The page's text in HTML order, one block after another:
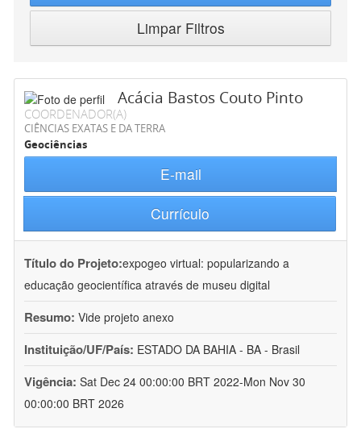
Limpar Filtros
Acácia Bastos Couto Pinto
COORDENADOR(A)
CIÊNCIAS EXATAS E DA TERRA
Geociências
E-mail
Currículo
Título do Projeto:expogeo virtual: popularizando a
educação geocientífica através de museu digital
Resumo: Vide projeto anexo
Instituição/UF/País: ESTADO DA BAHIA - BA - Brasil
Vigência: Sat Dec 24 00:00:00 BRT 2022-Mon Nov 30
00:00:00 BRT 2026